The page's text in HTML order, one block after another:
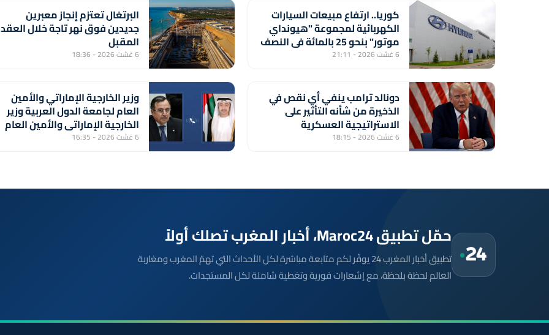
كوريا.. ارتفاع مبيعات السيارات
الكهربائية لمجموعة "هيونداي
موتور" بنحو 25 بالمائة في النصف
الأول من السنة
6 غشت 2026 - 21:11
البرتغال تعتزم إنجاز معبرين
جديدين فوق نهر تاجة خلال العقد
المقبل
6 غشت 2026 - 18:36
دونالد ترامب ينفي أي نقص في
الذخيرة من شأنه التأثير على
الاستراتيجية العسكرية
الأمريكية
6 غشت 2026 - 18:15
وزير الخارجية الإماراتي والأمين
العام لجامعة الدول العربية وزير
الخارجية الإماراتي والأمين العام
لجامعة الدول العربية يبحثان
6 غشت 2026 - 16:35
حمّل تطبيق Maroc24، أخبار المغرب تصلك أولاً
تطبيق أخبار المغرب 24 يوفّر لكم متابعة مباشرة لكل الأحداث التي تهمّ المغرب ومغاربة
العالم لحظة بلحظة، مع إشعارات فورية وتغطية شاملة لكل المستجدات.